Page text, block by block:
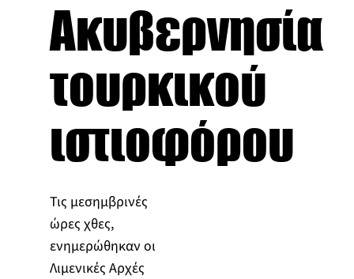
Ακυβερνησία
τουρκικού
ιστιοφόρου
Τις μεσημβρινές
ώρες χθες,
ενημερώθηκαν οι
Λιμενικές Αρχές